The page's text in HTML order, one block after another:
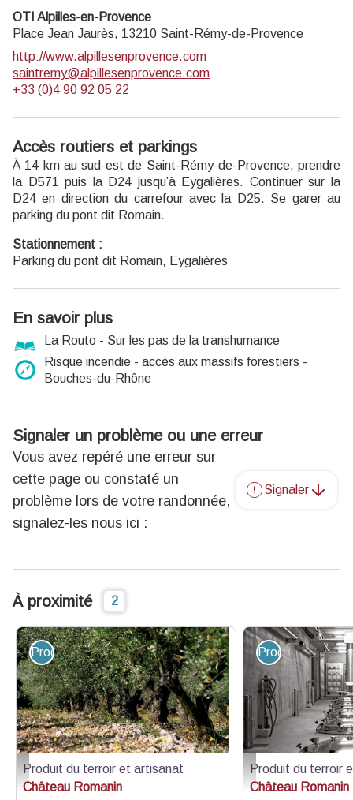
du Parc mais dispose également d’un espace d’accueil du
public, de salles d’exposition. Véritable centre de
ressources des patrimoines du Parc, il a pour ambition de
faire rayonner les habitants, les visiteurs et les touristes sur
l’ensemble des 16 communes du Parc.
Entrée gratuite.
OTI Alpilles-en-Provence
Place Jean Jaurès, 13210 Saint-Rémy-de-Provence
http://www.alpillesenprovence.com
saintremy@alpillesenprovence.com
+33 (0)4 90 92 05 22
Accès routiers et parkings
À 14 km au sud-est de Saint-Rémy-de-Provence, prendre
la D571 puis la D24 jusqu’à Eygalières. Continuer sur la
D24 en direction du carrefour avec la D25. Se garer au
parking du pont dit Romain.
Stationnement :
Parking du pont dit Romain, Eygalières
En savoir plus
La Routo - Sur les pas de la transhumance
Risque incendie - accès aux massifs forestiers -
Bouches-du-Rhône
Signaler un problème ou une erreur
Vous avez repéré une erreur sur
cette page ou constaté un
problème lors de votre randonnée,
signalez-les nous ici :
Signaler
À proximité 2
Moulinier Chateau Romanin à Saint-Rémy-de-Provence - Château Romanin
Produit du terroir et artisanat
Produit du terroir et artisanat
Château Romanin
Vignoble Chateau
Produit du
Produit du terroir
Château Romanin